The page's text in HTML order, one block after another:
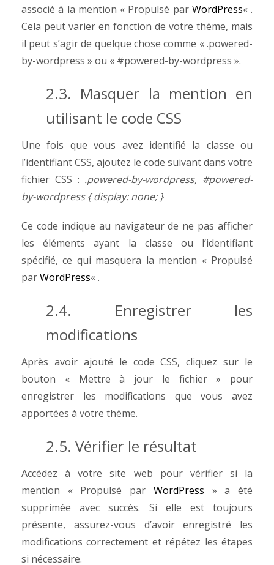
associé à la mention « Propulsé par WordPress« .
Cela peut varier en fonction de votre thème, mais
il peut s’agir de quelque chose comme « .powered-
by-wordpress » ou « #powered-by-wordpress ».
2.3. Masquer la mention en
utilisant le code CSS
Une fois que vous avez identifié la classe ou
l’identifiant CSS, ajoutez le code suivant dans votre
fichier CSS : .powered-by-wordpress, #powered-
by-wordpress { display: none; }
Ce code indique au navigateur de ne pas afficher
les éléments ayant la classe ou l’identifiant
spécifié, ce qui masquera la mention « Propulsé
parWordPress« .
2.4. Enregistrer les
modifications
Après avoir ajouté le code CSS, cliquez sur le
bouton « Mettre à jour le fichier » pour
enregistrer les modifications que vous avez
apportées à votre thème.
2.5. Vérifier le résultat
Accédez à votre site web pour vérifier si la
mention « Propulsé par WordPress » a été
supprimée avec succès. Si elle est toujours
présente, assurez-vous d’avoir enregistré les
modifications correctement et répétez les étapes
si nécessaire.